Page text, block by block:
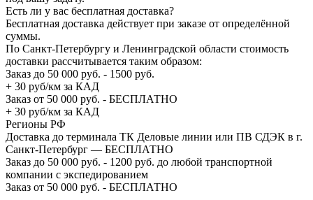
Есть ли у вас бесплатная доставка?
Бесплатная доставка действует при заказе от определённой
суммы.
По Санкт-Петербургу и Ленинградской области стоимость
доставки рассчитывается таким образом:
Заказ до 50 000 руб. - 1500 руб.
+ 30 руб/км за КАД
Заказ от 50 000 руб. - БЕСПЛАТНО
+ 30 руб/км за КАД
Регионы РФ
Доставка до терминала ТК Деловые линии или ПВ СДЭК в г.
Санкт-Петербург — БЕСПЛАТНО
Заказ до 50 000 руб. - 1200 руб. до любой транспортной
компании с экспедированием
Заказ от 50 000 руб. - БЕСПЛАТНО